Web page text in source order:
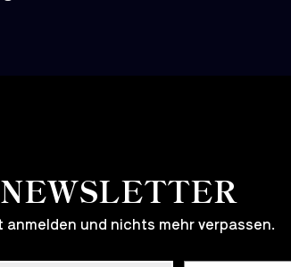
NEWSLETTER
und nichts mehr verpassen.